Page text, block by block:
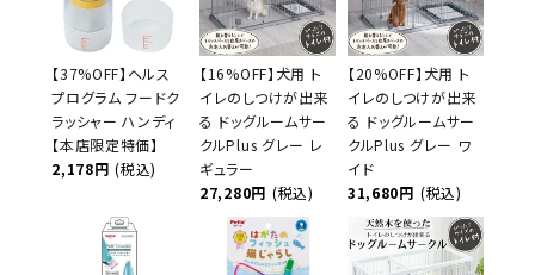
【37%OFF】ヘルス
プログラム フードク
ラッシャー ハンディ
【本店限定特価】
2,178円 (税込)
【16%OFF】犬用 ト
イレのしつけが出来
る ドッグルームサー
クルPlus グレー レ
ギュラー
27,280円 (税込)
【20%OFF】犬用 ト
イレのしつけが出来
る ドッグルームサー
クルPlus グレー ワ
イド
31,680円 (税込)